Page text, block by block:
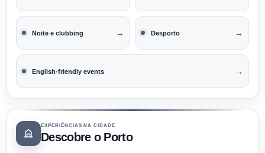
Noite e clubbing → Desporto →
English-friendly events →
EXPERIÊNCIAS NA CIDADE
Descobre o Porto